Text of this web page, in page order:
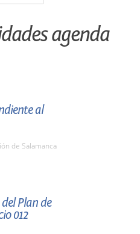
agenda
al
de Salamanca
Plan de
012